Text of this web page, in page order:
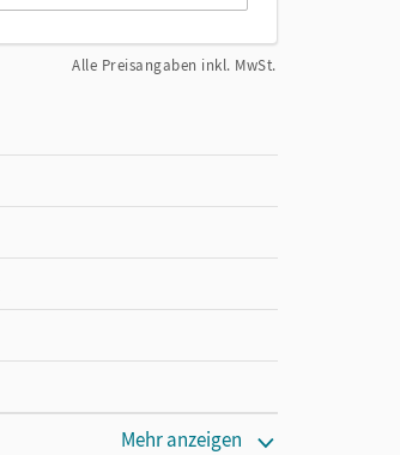
Alle Preisangaben inkl. MwSt.
Mehr anzeigen